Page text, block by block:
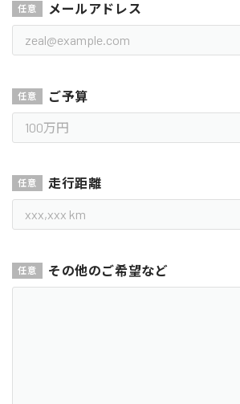
メールアドレス
ご予算
走行距離
その他のご希望など